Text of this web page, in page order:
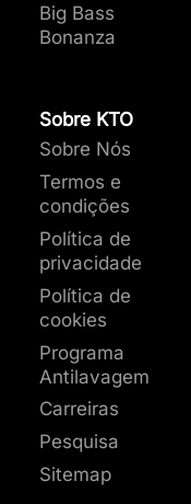
Big Bass
Bonanza
Sobre KTO
Sobre Nós
Termos e
condições
Política de
privacidade
Política de
cookies
Programa
Antilavagem
Carreiras
Pesquisa
Sitemap